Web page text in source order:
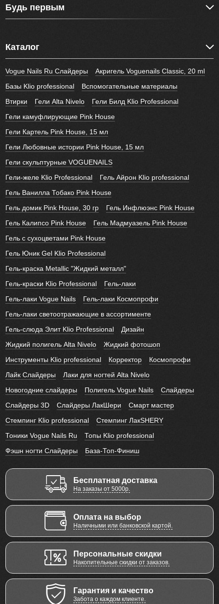
Будь первым
Каталог
Vogue Nails Ru Слайдеры
Акригель Voguenails Classic, 20 ml
Базы Klio professional
Вспомогательные материалы
Втирки
Гели Alta Nivelo
Гели Билд Klio Professional
Гели камуфлирующие Pink House
Гели Картель Pink House, 15 мл
Гели Любовные истории Pink House, 15 мл
Гели скульптурные VOGUENAILS
Гели-желе Klio Professional
Гель Айрон Klio professional
Гель Ванилла Тобако Pink House
Гель домик Pink House, 30 гр
Гель Инфлюэнс Pink House
Гель Калипсо Pink House
Гель Мадмуазель Pink House
Гель с сухоцветами Pink House
Гель Юник Gel Klio Professional
Гель-краска Metallic "Жидкий металл"
Гель-краски Klio Professional
Гель-лаки
Гель-лаки Vogue Nails
Гель-лаки Космопрофи
Гель-лаки светоотражающие в ассортименте
Гель-слюда Элит Klio Professional
Дизайн
Жидкий полигель Alta Nivelo
Жидкий фотошоп
Инструменты Klio professional
Корректор
Космопрофи
Лайк Слайдеры
Лаки для ногтей Alta Nivelo
Новогодние слайдеры
Полигель Vogue Nails
Слайдеры
Слайдеры 3D
Слайдеры ЛакШери
Смарт мастер
Стемпинг Klio professional
Стемпинг ЛакSHERY
Тоники Vogue Nails Ru
Топы Klio professional
Фэшн ногти Слайдеры
База-Топ-Финиш
Бесплатная доставка
На заказы от 5000р.
Оплата на выбор
Наличными или банковской картой.
Персональные скидки
Накопительные скидки от заказов.
Гарантия и качество
Забота о каждом клиенте.